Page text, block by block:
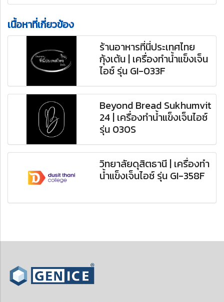
เนื้อหาที่เกี่ยวข้อง
ร้านอาหารที่นี่ประเทศไทย
กุ้งเต้น | เครื่องทำน้ำแข็งเจ็น
ไอซ์ รุ่น GI-033F
Beyond Bread Sukhumvit
24 | เครื่องทำน้ำแข็งเจ็นไอซ์
รุ่น 030S
วิทยาลัยดุสิตธานี | เครื่องทำ
น้ำแข็งเจ็นไอซ์ รุ่น GI-358F